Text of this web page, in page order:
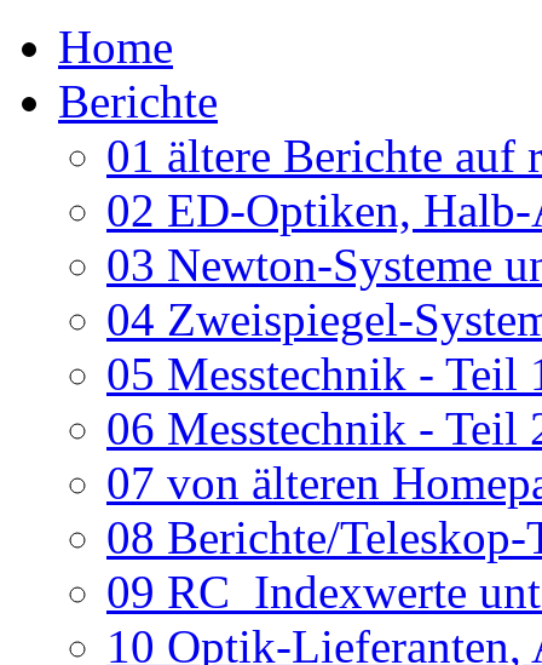
Home
Berichte
01 ältere Berichte auf
02 ED-Optiken, Halb-
03 Newton-Systeme
04 Zweispiegel-
05 Messtechnik - Teil
06 Messtechnik - Teil
07 von älteren
08 Berichte/
09 RC_Indexwerte
10 Optik-Lieferanten,